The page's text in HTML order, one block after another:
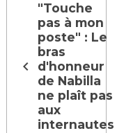
"Touche
pas à mon
poste" : Le
bras
d'honneur
de Nabilla
ne plaît pas
aux
internautes